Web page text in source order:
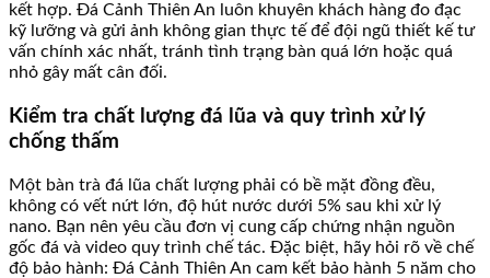
kết hợp. Đá Cảnh Thiên An luôn khuyên khách hàng đo đạc
kỹ lưỡng và gửi ảnh không gian thực tế để đội ngũ thiết kế tư
vấn chính xác nhất, tránh tình trạng bàn quá lớn hoặc quá
nhỏ gây mất cân đối.
Kiểm tra chất lượng đá lũa và quy trình xử lý
chống thấm
Một bàn trà đá lũa chất lượng phải có bề mặt đồng đều,
không có vết nứt lớn, độ hút nước dưới 5% sau khi xử lý
nano. Bạn nên yêu cầu đơn vị cung cấp chứng nhận nguồn
gốc đá và video quy trình chế tác. Đặc biệt, hãy hỏi rõ về chế
độ bảo hành: Đá Cảnh Thiên An cam kết bảo hành 5 năm cho